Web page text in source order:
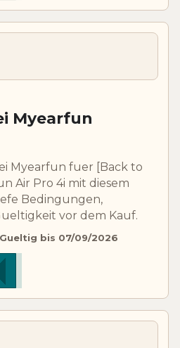
Myearfun
Myearfun fuer [Back to
Air Pro 4i mit diesem
Bedingungen,
vor dem Kauf.
Gueltig bis 07/09/2026